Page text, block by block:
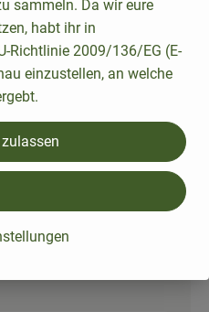
Petersilie glatt
2,69 € /Bd
Artikelanzahl
sammeln. Da wir eure
habt ihr in
Richtlinie 2009/136/EG (E-
einzustellen, an welche